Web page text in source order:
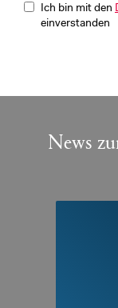
Ich bin mit den
einverstanden
News